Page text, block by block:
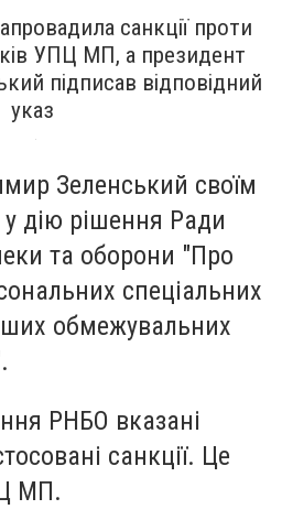
санкції проти
УПЦ МП, а президент
підписав відповідний
указ
Зеленський своїм
у дію рішення Ради
та оборони "Про
спеціальних
обмежувальних
РНБО вказані
санкції. Це
МП.